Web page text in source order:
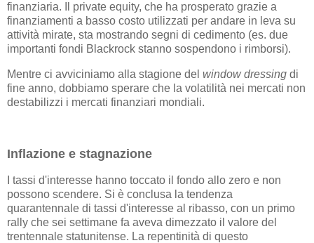
finanziaria. Il private equity, che ha prosperato grazie a
finanziamenti a basso costo utilizzati per andare in leva su
attività mirate, sta mostrando segni di cedimento (es. due
importanti fondi Blackrock stanno sospendono i rimborsi).
Mentre ci avviciniamo alla stagione del window dressing di
fine anno, dobbiamo sperare che la volatilità nei mercati non
destabilizzi i mercati finanziari mondiali.
Inflazione e stagnazione
I tassi d'interesse hanno toccato il fondo allo zero e non
possono scendere. Si è conclusa la tendenza
quarantennale di tassi d'interesse al ribasso, con un primo
rally che sei settimane fa aveva dimezzato il valore del
trentennale statunitense. La repentinità di questo